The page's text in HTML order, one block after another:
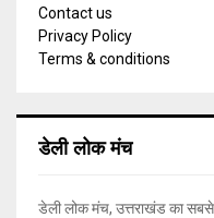
Contact us
Privacy Policy
Terms & conditions
डेली लोक मंच
डेली लोक मंच, उत्तराखंड का